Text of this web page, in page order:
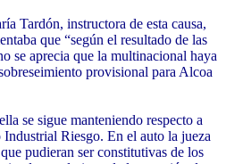
Tardón, instructora de esta causa,
que “según el resultado de las
se aprecia que la multinacional haya
provisional para Alcoa
se sigue manteniendo respecto a
Riesgo. En el auto la jueza
pudieran ser constitutivas de los